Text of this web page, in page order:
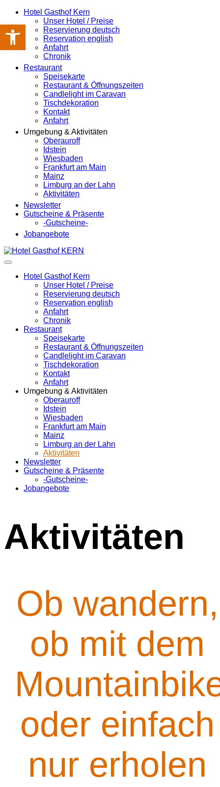
Hotel Gasthof Kern
Unser Hotel / Preise
Reservierung deutsch
Reservation english
Anfahrt
Chronik
Restaurant
Speisekarte
Restaurant & Öffnungszeiten
Candlelight im Caravan
Tischdekoration
Kontakt
Anfahrt
Umgebung & Aktivitäten
Oberauroff
Idstein
Wiesbaden
Frankfurt am Main
Mainz
Limburg an der Lahn
Aktivitäten
Newsletter
Gutscheine & Präsente
-Gutscheine-
Jobangebote
Hotel Gasthof Kern
Unser Hotel / Preise
Reservierung deutsch
Reservation english
Anfahrt
Chronik
Restaurant
Speisekarte
Restaurant & Öffnungszeiten
Candlelight im Caravan
Tischdekoration
Kontakt
Anfahrt
Umgebung & Aktivitäten
Oberauroff
Idstein
Wiesbaden
Frankfurt am Main
Mainz
Limburg an der Lahn
Aktivitäten
Newsletter
Gutscheine & Präsente
-Gutscheine-
Jobangebote
Aktivitäten
Ob wandern,
ob mit dem
oder einfach
nur erholen
Werkzeugleiste öffnen